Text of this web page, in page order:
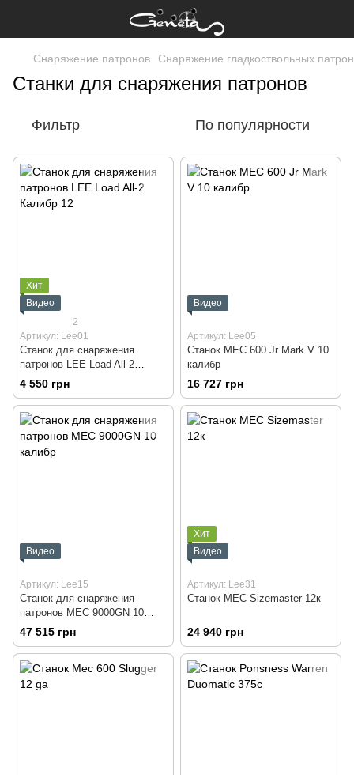
Снаряжение патронов Снаряжение гладкоствольных
Станки для снаряжения патронов
Фильтр По популярности
Хит
Видео
2
Артикул: Lee01
Станок для снаряжения
патронов LEE Load All-2
Калибр 12
4 550 грн
Видео
Артикул: Lee05
Станок MEC 600 Jr Mark V 10
калибр
16 727 грн
Видео
Артикул: Lee15
Станок для снаряжения
патронов MEC 9000GN 10
калибр
47 515 грн
Хит
Видео
Артикул: Lee31
Станок MEC Sizemaster 12к
24 940 грн